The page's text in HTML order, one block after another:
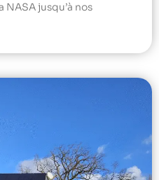
jusqu’à nos